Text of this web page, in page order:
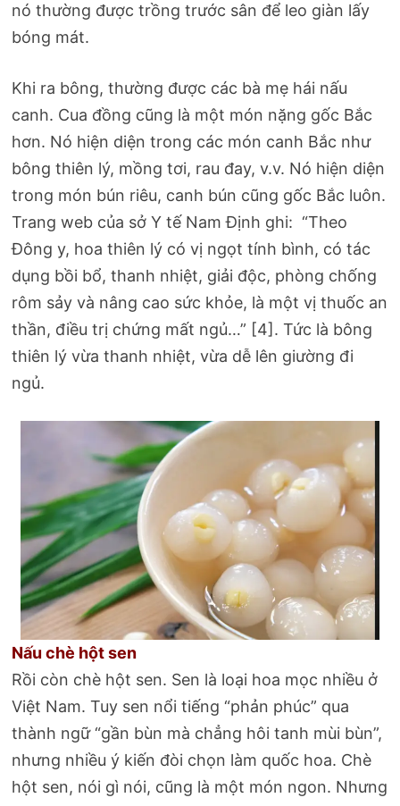
nó thường được trồng trước sân để leo giàn lấy
bóng mát.
Khi ra bông, thường được các bà mẹ hái nấu
canh. Cua đồng cũng là một món nặng gốc Bắc
hơn. Nó hiện diện trong các món canh Bắc như
bông thiên lý, mồng tơi, rau đay, v.v. Nó hiện diện
trong món bún riêu, canh bún cũng gốc Bắc luôn.
Trang web của sở Y tế Nam Định ghi: “Theo
Đông y, hoa thiên lý có vị ngọt tính bình, có tác
dụng bồi bổ, thanh nhiệt, giải độc, phòng chống
rôm sảy và nâng cao sức khỏe, là một vị thuốc an
thần, điều trị chứng mất ngủ…” [4]. Tức là bông
thiên lý vừa thanh nhiệt, vừa dễ lên giường đi
ngủ.
Nấu chè hột sen
Rồi còn chè hột sen. Sen là loại hoa mọc nhiều ở
Việt Nam. Tuy sen nổi tiếng “phản phúc” qua
thành ngữ “gần bùn mà chẳng hôi tanh mùi bùn”,
nhưng nhiều ý kiến đòi chọn làm quốc hoa. Chè
hột sen, nói gì nói, cũng là một món ngon. Nhưng